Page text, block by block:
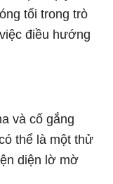
tối trong trò
điều hướng
và cố gắng
thể là một thử
diện lờ mờ